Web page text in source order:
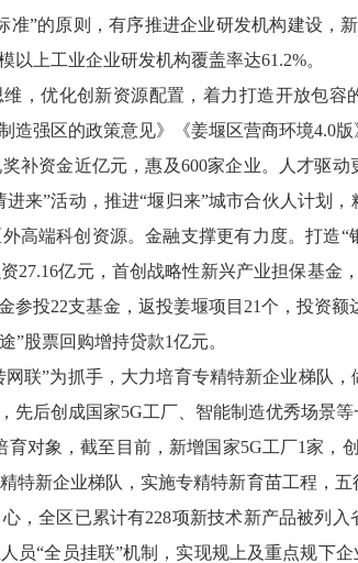
准”的原则，有序推进企业研发机构建设，
上工业企业研发机构覆盖率达61.2%。
，优化创新资源配置，着力打造开放包容
造强区的政策意见》《姜堰区营商环境4.0
补资金近亿元，惠及600家企业。人才驱
来”活动，推进“堰归来”城市合伙人计划
高端科创资源。金融支撑更有力度。打造“
27.16亿元，首创战略性新兴产业担保基金
参投22支基金，返投姜堰项目21个，投资额
”股票回购增持贷款1亿元。
联”为抓手，大力培育专精特新企业梯队，
先后创成国家5G工厂、智能制造优秀场景
对象，截至目前，新增国家5G工厂1家，
特新企业梯队，实施专精特新育苗工程，
，全区已累计有228项新技术新产品被列
员“全员挂联”机制，实现规上及重点规下